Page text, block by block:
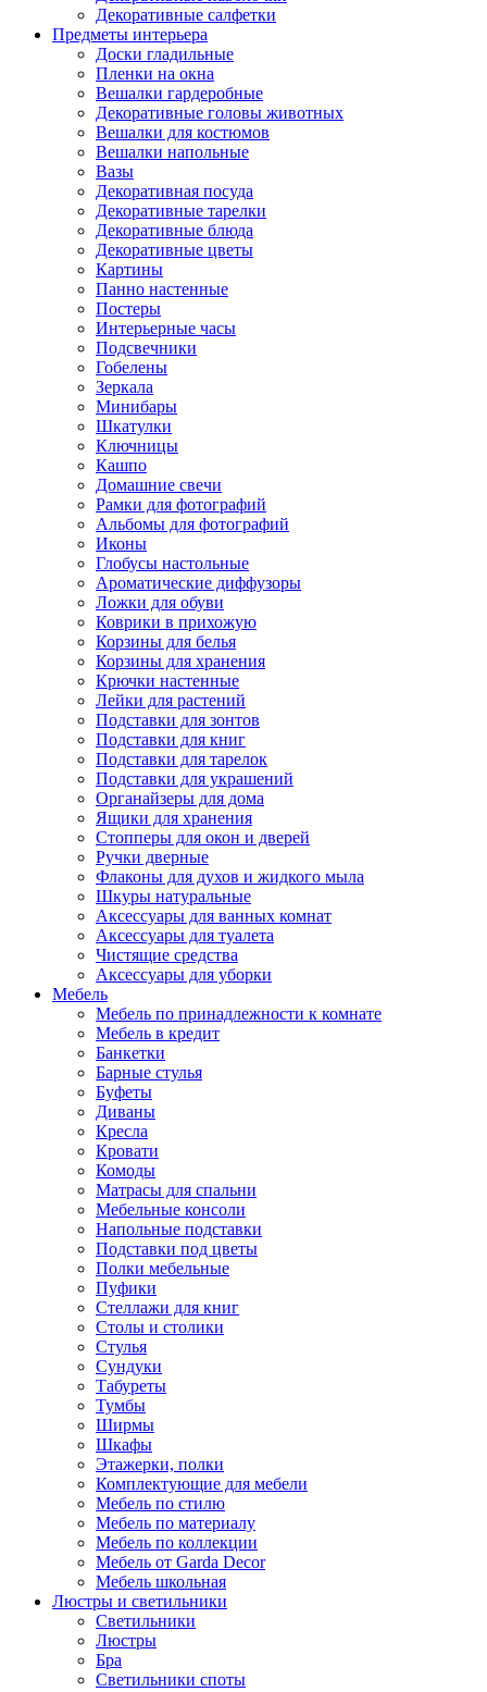
Декоративные салфетки
Предметы интерьера
Доски гладильные
Пленки на окна
Вешалки гардеробные
Декоративные головы животных
Вешалки для костюмов
Вешалки напольные
Вазы
Декоративная посуда
Декоративные тарелки
Декоративные блюда
Декоративные цветы
Картины
Панно настенные
Постеры
Интерьерные часы
Подсвечники
Гобелены
Зеркала
Минибары
Шкатулки
Ключницы
Кашпо
Домашние свечи
Рамки для фотографий
Альбомы для фотографий
Иконы
Глобусы настольные
Ароматические диффузоры
Ложки для обуви
Коврики в прихожую
Корзины для белья
Корзины для хранения
Крючки настенные
Лейки для растений
Подставки для зонтов
Подставки для книг
Подставки для тарелок
Подставки для украшений
Органайзеры для дома
Ящики для хранения
Стопперы для окон и дверей
Ручки дверные
Флаконы для духов и жидкого мыла
Шкуры натуральные
Аксессуары для ванных комнат
Аксессуары для туалета
Чистящие средства
Аксессуары для уборки
Мебель
Мебель по принадлежности к комнате
Мебель в кредит
Банкетки
Барные стулья
Буфеты
Диваны
Кресла
Кровати
Комоды
Матрасы для спальни
Мебельные консоли
Напольные подставки
Подставки под цветы
Полки мебельные
Пуфики
Стеллажи для книг
Столы и столики
Стулья
Сундуки
Табуреты
Тумбы
Ширмы
Шкафы
Этажерки, полки
Комплектующие для мебели
Мебель по стилю
Мебель по материалу
Мебель по коллекции
Мебель от Garda Decor
Мебель школьная
Люстры и светильники
Светильники
Люстры
Бра
Светильники споты